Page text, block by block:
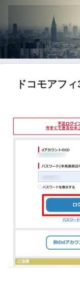
ドコモアフィ